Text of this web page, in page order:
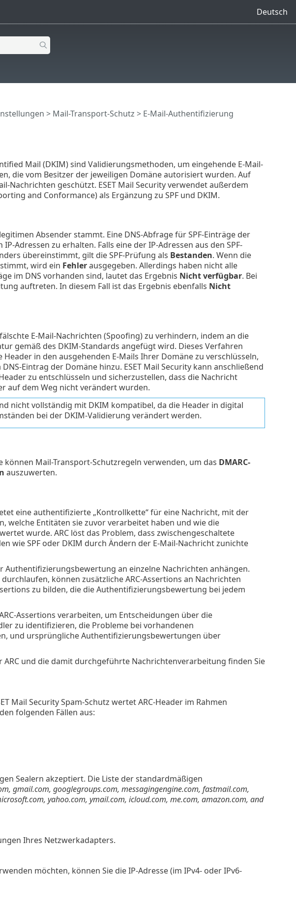
Deutsch
> Mail-Transport-Schutz > E-Mail-Authentifizierung
Mail (DKIM) sind Validierungsmethoden, um eingehende E-Mail-
die vom Besitzer der jeweiligen Domäne autorisiert wurden. Auf
Nachrichten geschützt. ESET Mail Security verwendet außerdem
and Conformance) als Ergänzung zu SPF und DKIM.
Absender stammt. Eine DNS-Abfrage für SPF-Einträge der
Adressen zu erhalten. Falls eine der IP-Adressen aus den SPF-
übereinstimmt, gilt die SPF-Prüfung als Bestanden. Wenn die
wird ein Fehlerausgegeben. Allerdings haben nicht alle
im DNS vorhanden sind, lautet das Ergebnis Nicht verfügbar. Bei
auftreten. In diesem Fall ist das Ergebnis ebenfalls Nicht
E-Mail-Nachrichten (Spoofing) zu verhindern, indem an die
gemäß des DKIM-Standards angefügt wird. Dieses Verfahren
in den ausgehenden E-Mails Ihrer Domäne zu verschlüsseln,
Eintrag der Domäne hinzu. ESET Mail Security kann anschließend
zu entschlüsseln und sicherzustellen, dass die Nachricht
auf dem Weg nicht verändert wurden.
nicht vollständig mit DKIM kompatibel, da die Header in digital
bei der DKIM-Validierung verändert werden.
können Mail-Transport-Schutzregeln verwenden, um das DMARC-
auszuwerten.
eine authentifizierte „Kontrollkette“ für eine Nachricht, mit der
welche Entitäten sie zuvor verarbeitet haben und wie die
wurde. ARC löst das Problem, dass zwischengeschaltete
wie SPF oder DKIM durch Ändern der E-Mail-Nachricht zunichte
Authentifizierungsbewertung an einzelne Nachrichten anhängen.
können zusätzliche ARC-Assertions an Nachrichten
zu bilden, die die Authentifizierungsbewertung bei jedem
Assertions verarbeiten, um Entscheidungen über die
zu identifizieren, die Probleme bei vorhandenen
und ursprüngliche Authentifizierungsbewertungen über
und die damit durchgeführte Nachrichtenverarbeitung finden Sie
Mail Security Spam-Schutz wertet ARC-Header im Rahmen
folgenden Fällen aus:
Sealern akzeptiert. Die Liste der standardmäßigen
gmail.com, googlegroups.com, messagingengine.com, fastmail.com,
yahoo.com, ymail.com, icloud.com, me.com, amazon.com, and
Ihres Netzwerkadapters.
möchten, können Sie die IP-Adresse (im IPv4- oder IPv6-